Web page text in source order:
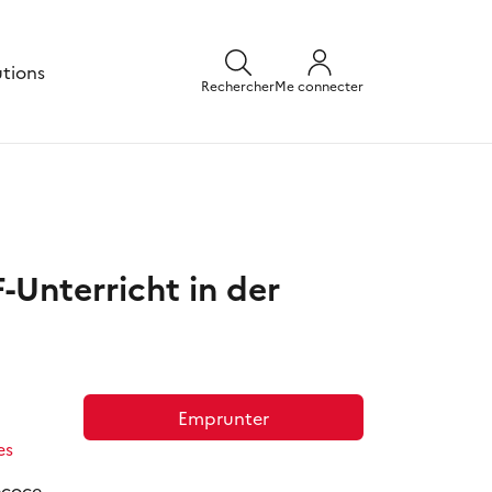
RechercherMe connecter
Unterricht in der
Emprunter